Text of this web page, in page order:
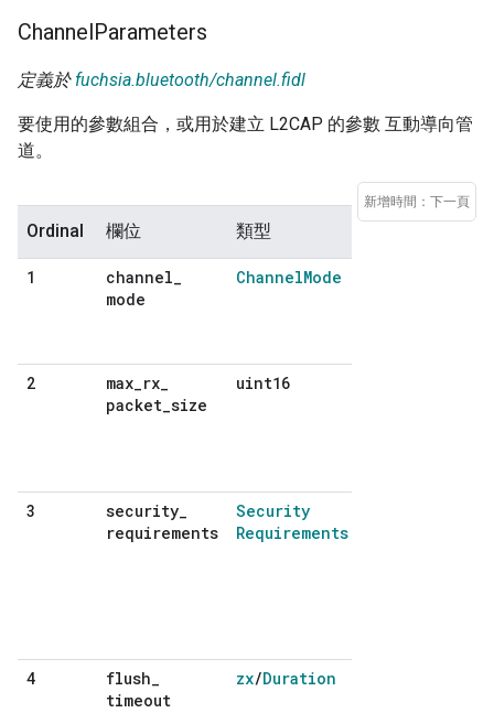
ChannelParameters
定義於 fuchsia.bluetooth/channel.fidl
要使用的參數組合，或用於建立 L2CAP 的參數 互動導向管
道。
新增時間：下一頁
Ordinal 欄位 類型
1 channel_
mode
ChannelMode
2 max_rx_
packet_size
uint16
3 security_
requirements
Security
Requirements
4 flush_
timeout
zx/Duration